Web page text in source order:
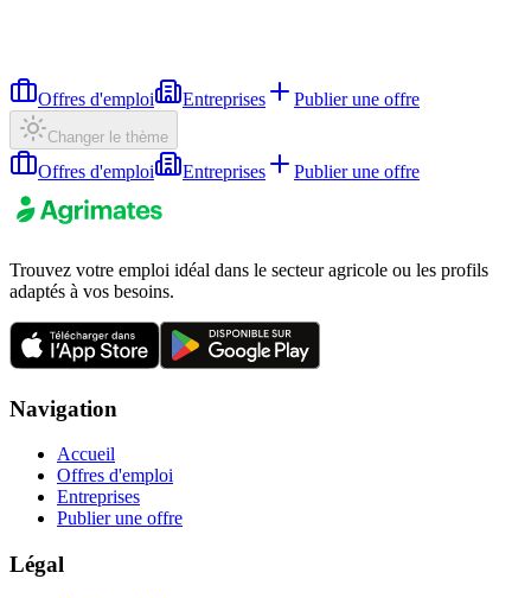
Offres d'emploi Entreprises Publier une offre
Changer le thème
Offres d'emploi Entreprises Publier une offre
Trouvez votre emploi idéal dans le secteur agricole ou les profils
adaptés à vos besoins.
Navigation
Accueil
Offres d'emploi
Entreprises
Publier une offre
Légal